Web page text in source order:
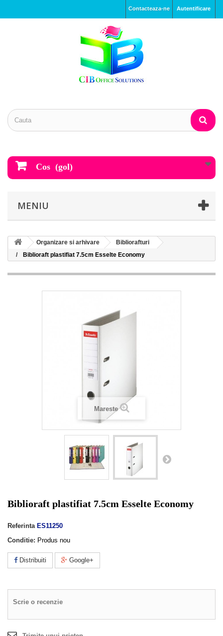
Autentificare
Contacteaza-ne
Cos (gol)
MENIU
Organizare si arhivare
Bibliorafturi
Biblioraft plastifiat 7.5cm Esselte Economy
Mareste
Biblioraft plastifiat 7.5cm Esselte Economy
Referinta ES11250
Conditie: Produs nou
Distribuiti Google+
Scrie o recenzie